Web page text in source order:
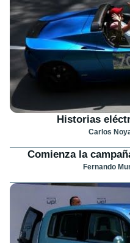
Historias
Carlos
Comienza la
Fernando